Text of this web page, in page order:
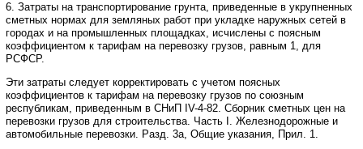
6. Затраты на транспортирование грунта, приведенные в укрупненных
сметных нормах для земляных работ при укладке наружных сетей в
городах и на промышленных площадках, исчислены с поясным
коэффициентом к тарифам на перевозку грузов, равным 1, для
РСФСР.
Эти затраты следует корректировать с учетом поясных
коэффициентов к тарифам на перевозку грузов по союзным
республикам, приведенным в СНиП
IV-4-82. Сборник сметных цен на
перевозки грузов для строительства. Часть . Железнодорожные и
автомобильные перевозки. Разд. 3а, Общие указания, Прил. 1.